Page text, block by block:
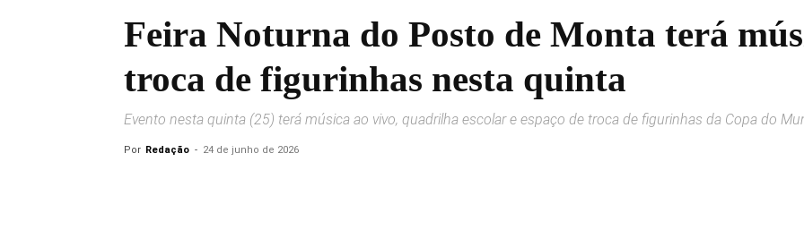
Feira Noturna do Posto de Monta terá
troca de figurinhas nesta quinta
Evento nesta quinta (25) terá música ao vivo, quadrilha escolar e espaço de troca de figurinhas da Copa do
Por Redação - 24 de junho de 2026